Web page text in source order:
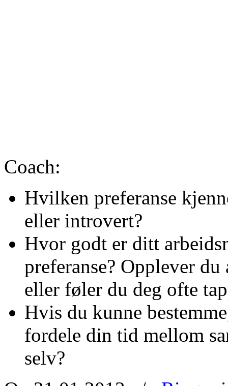
Coach:
Hvilken preferanse
eller introvert?
Hvor godt er ditt
preferanse? Opplever
eller føler du deg ofte
Hvis du kunne
fordele din tid mellom
selv?